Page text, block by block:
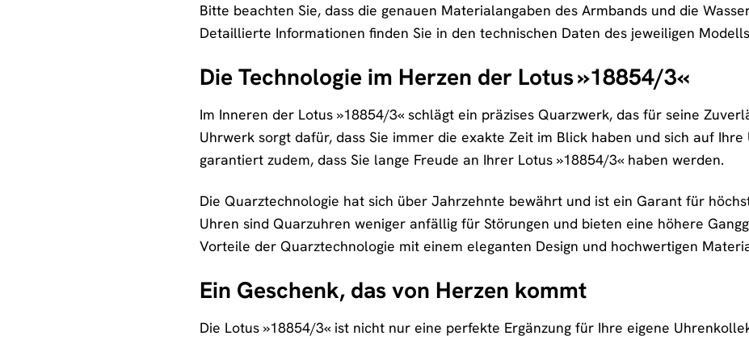
Bitte beachten Sie, dass die genauen Materialangaben des Armbands und die
Detaillierte Informationen finden Sie in den technischen Daten des jeweiligen
Die Technologie im Herzen der Lotus »18854/3«
Im Inneren der Lotus »18854/3« schlägt ein präzises Quarzwerk, das für seine
Uhrwerk sorgt dafür, dass Sie immer die exakte Zeit im Blick haben und sich auf
garantiert zudem, dass Sie lange Freude an Ihrer Lotus »18854/3« haben werden.
Die Quarztechnologie hat sich über Jahrzehnte bewährt und ist ein Garant für
Uhren sind Quarzuhren weniger anfällig für Störungen und bieten eine höhere
Vorteile der Quarztechnologie mit einem eleganten Design und hochwertigen
Ein Geschenk, das von Herzen kommt
Die Lotus »18854/3« ist nicht nur eine perfekte Ergänzung für Ihre eigene